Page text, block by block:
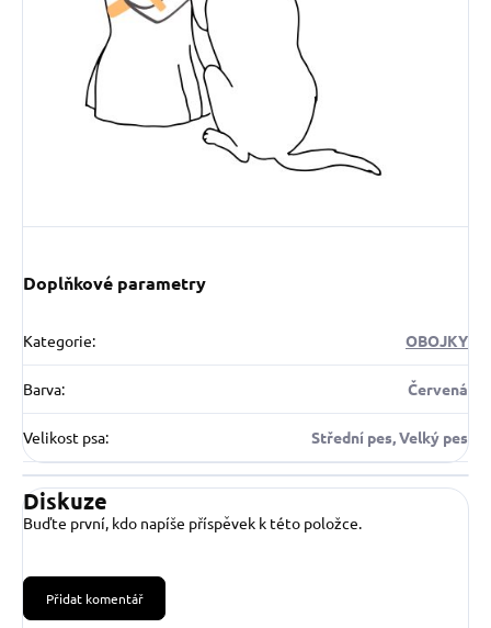
Doplňkové parametry
Kategorie: OBOJKY
Barva: Červená
Velikost psa: Střední pes, Velký pes
Diskuze
Buďte první, kdo napíše příspěvek k této položce.
Přidat komentář